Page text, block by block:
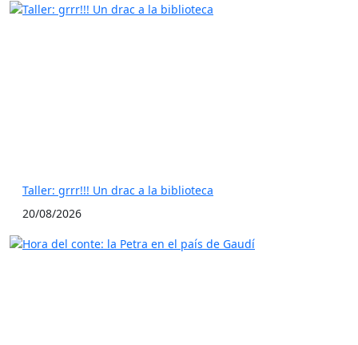
Taller: grrr!!! Un drac a la biblioteca
20/08/2026